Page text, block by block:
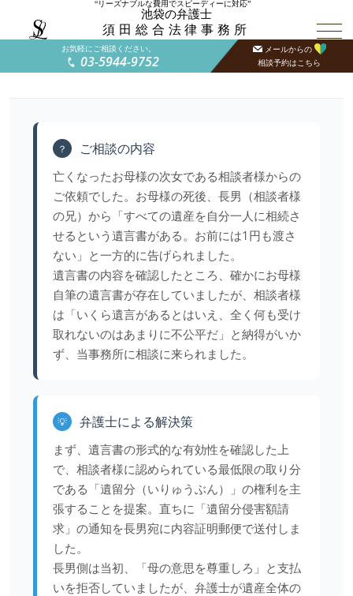
須田総合法律事務所
“リーズナブルな費用でスピーディーに対応”
池袋の弁護士
お気軽にご相談ください。
03-5944-9752
メールからの
相談予約はこちら
？ ご相談の内容
亡くなったお母様の次女である相談者様からの
ご依頼でした。お母様の死後、長男（相談者様
の兄）から「すべての遺産を自分一人に相続さ
せるという遺言書がある。お前には1円も渡さ
ない」と一方的に告げられました。
遺言書の内容を確認したところ、確かにお母様
自筆の遺言書が存在していましたが、相談者様
は「いくら遺言があるとはいえ、全く何も受け
取れないのはあまりに不公平だ」と納得がいか
ず、当事務所に相談に来られました。
💡 弁護士による解決策
まず、遺言書の形式的な有効性を確認した上
で、相談者様に認められている最低限の取り分
である「遺留分（いりゅうぶん）」の権利を主
張することを提案。直ちに「遺留分侵害額請
求」の通知を長男宛に内容証明郵便で送付しま
した。
長男側は当初、「母の意思を尊重しろ」と支払
いを拒否していましたが、弁護士が遺産全体の